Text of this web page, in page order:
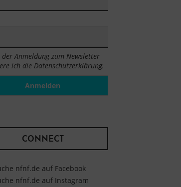
Anmeldung zum Newsletter
ich die Datenschutzerklärung.
CONNECT